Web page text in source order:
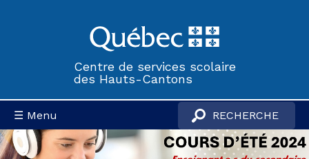
Centre de services scolaire
des Hauts-Cantons
☰ Menu